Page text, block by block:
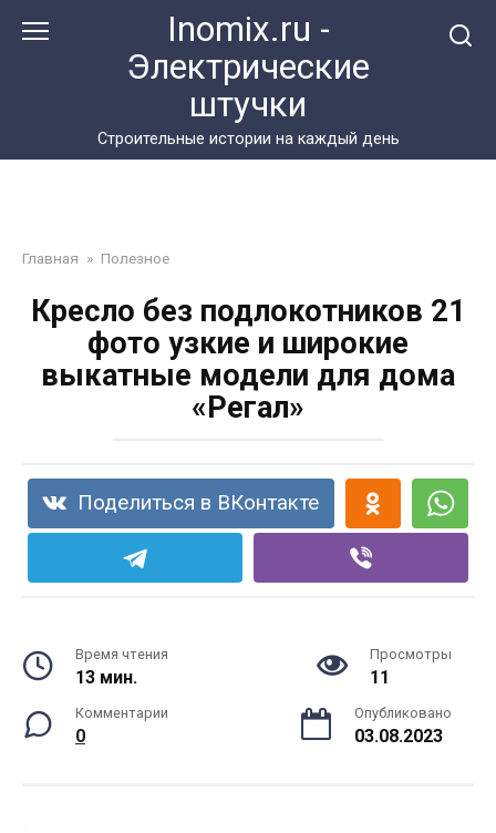
Inomix.ru -
Электрические
штучки
Cтроительные истории на каждый день
Главная » Полезное
Кресло без подлокотников 21
фото узкие и широкие
выкатные модели для дома
«Регал»
Поделиться в ВКонтакте
Время чтения
13 мин.
Просмотры
11
Комментарии
0
Опубликовано
03.08.2023